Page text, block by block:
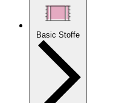
Basic Stoffe